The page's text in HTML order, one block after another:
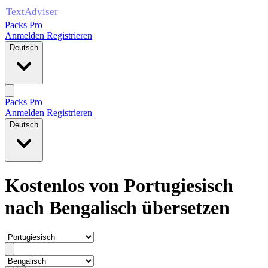
Packs Pro
Anmelden Registrieren
Deutsch
Packs Pro
Anmelden Registrieren
Deutsch
Kostenlos von Portugiesisch
nach Bengalisch übersetzen